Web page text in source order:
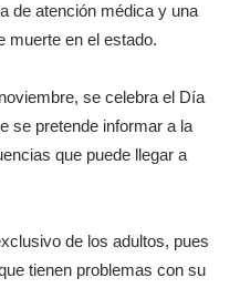
de atención médica y una
muerte en el estado.
se celebra el Día
se pretende informar a la
que puede llegar a
de los adultos, pues
tienen problemas con su